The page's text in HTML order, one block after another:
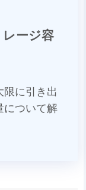
ージ容
に引き出
について解